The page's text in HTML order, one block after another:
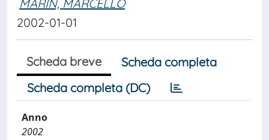
MARIN, MARCELLO
2002-01-01
Scheda breve
Scheda completa
Scheda completa (DC)
Anno
2002